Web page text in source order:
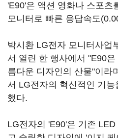
'E90'은 액션 영화나 스포츠
모니터로 빠른 응답속도
박시환 LG전자 모니터사업
서 열린 한 행사에서 "E90
름다운 디자인의 산물"이라
서 LG전자의 혁신적인 기
했다.
LG전자의 'E90'은 기존